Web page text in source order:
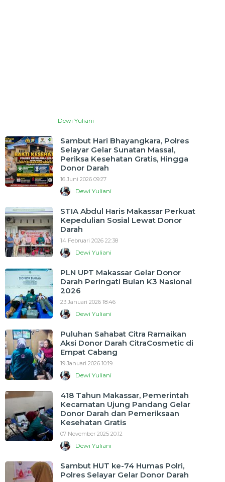
Dewi Yuliani
Sambut Hari Bhayangkara, Polres
Selayar Gelar Sunatan Massal,
Periksa Kesehatan Gratis, Hingga
Donor Darah
16 Juni 2026 09:27
Dewi Yuliani
STIA Abdul Haris Makassar Perkuat
Kepedulian Sosial Lewat Donor
Darah
14 Februari 2026 22:38
Dewi Yuliani
PLN UPT Makassar Gelar Donor
Darah Peringati Bulan K3 Nasional
2026
23 Januari 2026 18:46
Dewi Yuliani
Puluhan Sahabat Citra Ramaikan
Aksi Donor Darah CitraCosmetic di
Empat Cabang
19 Januari 2026 10:19
Dewi Yuliani
418 Tahun Makassar, Pemerintah
Kecamatan Ujung Pandang Gelar
Donor Darah dan Pemeriksaan
Kesehatan Gratis
07 November 2025 20:12
Dewi Yuliani
Sambut HUT ke-74 Humas Polri,
Polres Selayar Gelar Donor Darah